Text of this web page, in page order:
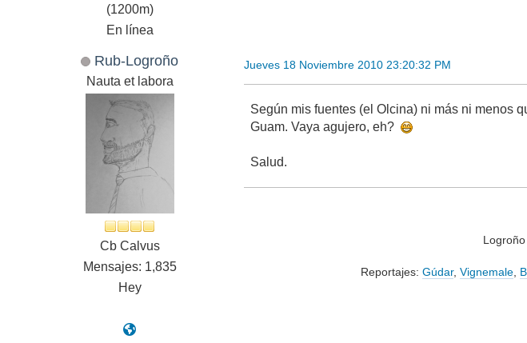
(1200m)
En línea
Rub-Logroño
Nauta et labora
Cb Calvus
Mensajes: 1,835
Hey
Jueves 18 Noviembre 2010 23:20:32 PM
Según mis fuentes (el Olcina) ni más ni menos
Guam. Vaya agujero, eh?
Salud.
Reportajes: Gúdar, Vignemale,